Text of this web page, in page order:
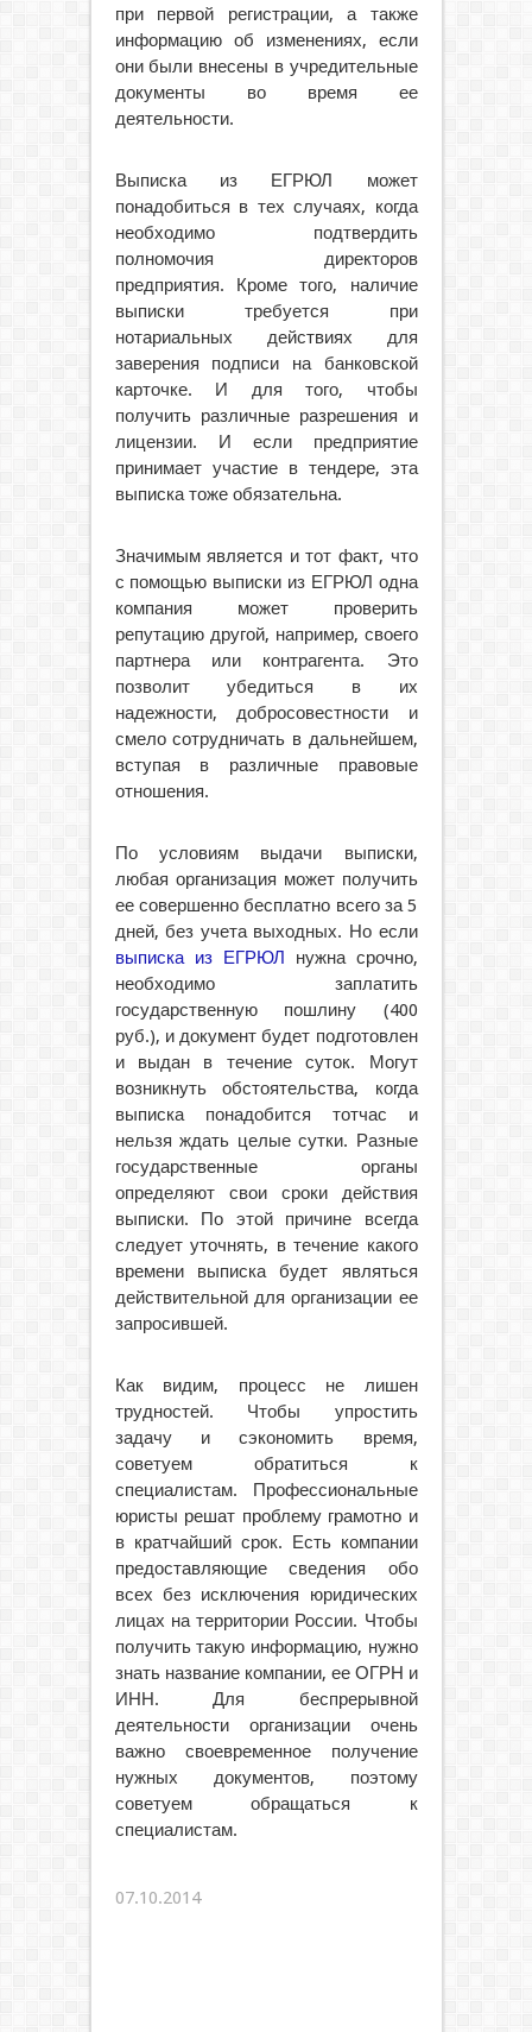
при первой регистрации, а также
информацию об изменениях, если
они были внесены в учредительные
документы во время ее
деятельности.
Выписка из ЕГРЮЛ может
понадобиться в тех случаях, когда
необходимо подтвердить
полномочия директоров
предприятия. Кроме того, наличие
выписки требуется при
нотариальных действиях для
заверения подписи на банковской
карточке. И для того, чтобы
получить различные разрешения и
лицензии. И если предприятие
принимает участие в тендере, эта
выписка тоже обязательна.
Значимым является и тот факт, что
с помощью выписки из ЕГРЮЛ одна
компания может проверить
репутацию другой, например, своего
партнера или контрагента. Это
позволит убедиться в их
надежности, добросовестности и
смело сотрудничать в дальнейшем,
вступая в различные правовые
отношения.
По условиям выдачи выписки,
любая организация может получить
ее совершенно бесплатно всего за 5
дней, без учета выходных. Но если
выписка из ЕГРЮЛ нужна срочно,
необходимо заплатить
государственную пошлину (400
руб.), и документ будет подготовлен
и выдан в течение суток. Могут
возникнуть обстоятельства, когда
выписка понадобится тотчас и
нельзя ждать целые сутки. Разные
государственные органы
определяют свои сроки действия
выписки. По этой причине всегда
следует уточнять, в течение какого
времени выписка будет являться
действительной для организации ее
запросившей.
Как видим, процесс не лишен
трудностей. Чтобы упростить
задачу и сэкономить время,
советуем обратиться к
специалистам. Профессиональные
юристы решат проблему грамотно и
в кратчайший срок. Есть компании
предоставляющие сведения обо
всех без исключения юридических
лицах на территории России. Чтобы
получить такую информацию, нужно
знать название компании, ее ОГРН и
ИНН. Для беспрерывной
деятельности организации очень
важно своевременное получение
нужных документов, поэтому
советуем обращаться к
специалистам.
07.10.2014